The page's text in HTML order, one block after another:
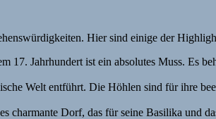
Hier sind einige der
17. Jahrhundert ist ein absolutes Muss. Es
Welt entführt. Die Höhlen sind für ihre
charmante Dorf, das für seine Basilika und